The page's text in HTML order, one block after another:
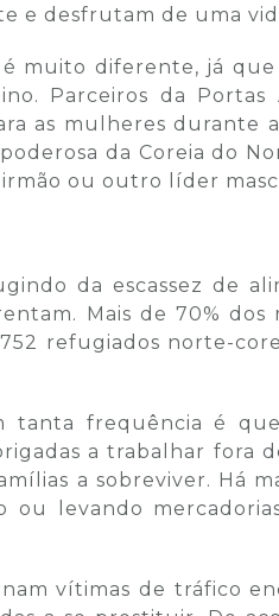
e desfrutam de uma
é muito diferente, já
Parceiros da
as mulheres durante
da Coreia do
ou outro líder
da escassez de
Mais de 70%
refugiados norte-
tanta frequência é
a trabalhar fora
a sobreviver. Há
ou levando
vítimas de tráfico